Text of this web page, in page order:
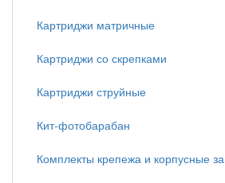
Картриджи матричные
Картриджи со скрепками
Картриджи струйные
Кит-фотобарабан
Комплекты крепежа и корпусные за